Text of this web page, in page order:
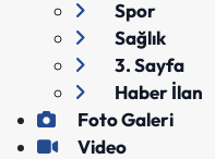
Spor
Sağlık
3. Sayfa
Haber İlan
Foto Galeri
Video